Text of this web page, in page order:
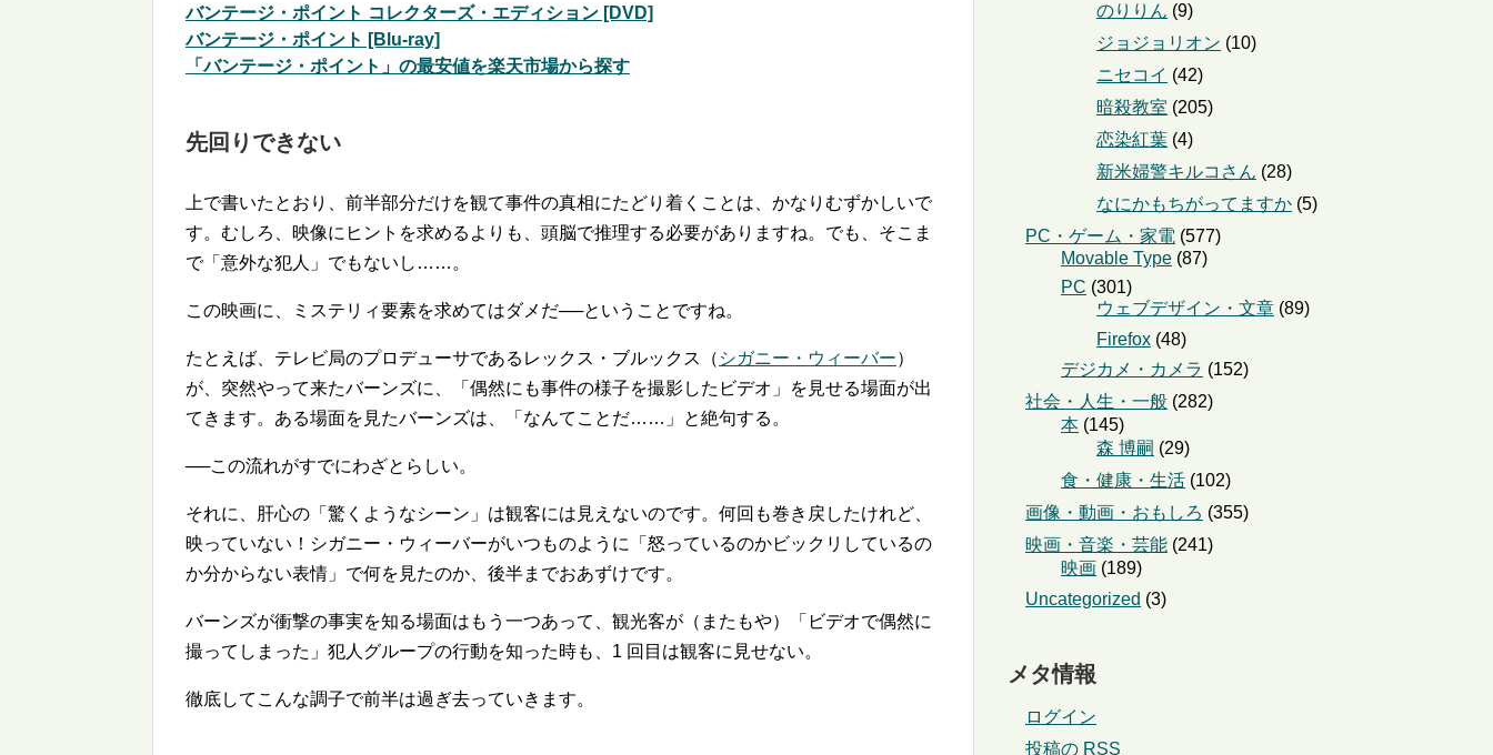
バンテージ・ポイント コレクターズ・エディション [DVD]
バンテージ・ポイント [Blu-ray]
「バンテージ・ポイント」の最安値を楽天市場から探す
先回りできない
上で書いたとおり、前半部分だけを観て事件の真相にたどり着くことは、かなりむずかしいで
す。むしろ、映像にヒントを求めるよりも、頭脳で推理する必要がありますね。でも、そこま
で「意外な犯人」でもないし……。
この映画に、ミステリィ要素を求めてはダメだ──ということですね。
たとえば、テレビ局のプロデューサであるレックス・ブルックス（ シガニー・ウィーバー）
が、突然やって来たバーンズに、「偶然にも事件の様子を撮影したビデオ」を見せる場面が出
てきます。ある場面を見たバーンズは、「なんてことだ……」と絶句する。
──この流れがすでにわざとらしい。
それに、肝心の「驚くようなシーン」は観客には見えないのです。何回も巻き戻したけれど、
映っていない！シガニー・ウィーバーがいつものように「怒っているのかビックリしているの
か分からない表情」で何を見たのか、後半までおあずけです。
バーンズが衝撃の事実を知る場面はもう一つあって、観光客が（またもや）「ビデオで偶然に
撮ってしまった」犯人グループの行動を知った時も、1 回目は観客に見せない。
徹底してこんな調子で前半は過ぎ去っていきます。
のりりん (9)
ジョジョリオン (10)
ニセコイ (42)
暗殺教室 (205)
恋染紅葉 (4)
新米婦警キルコさん (28)
なにかもちがってますか (5)
PC・ゲーム・家電 (577)
Movable Type (87)
PC (301)
ウェブデザイン・文章 (89)
Firefox (48)
デジカメ・カメラ (152)
社会・人生・一般 (282)
本 (145)
森 博嗣 (29)
食・健康・生活 (102)
画像・動画・おもしろ (355)
映画・音楽・芸能 (241)
映画 (189)
Uncategorized (3)
メタ情報
ログイン
投稿の RSS